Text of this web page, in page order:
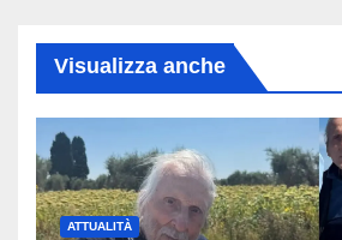
Visualizza anche
ATTUALITÀ